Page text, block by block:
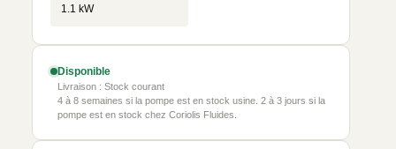
1.1 kW
Disponible
Livraison : Stock courant
4 à 8 semaines si la pompe est en stock usine. 2 à 3 jours si la
pompe est en stock chez Coriolis Fluides.